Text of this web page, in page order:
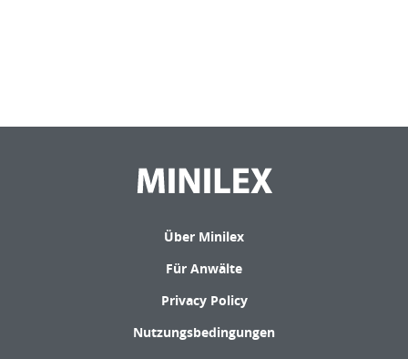
Über Minilex
Für Anwälte
Privacy Policy
Nutzungsbedingungen